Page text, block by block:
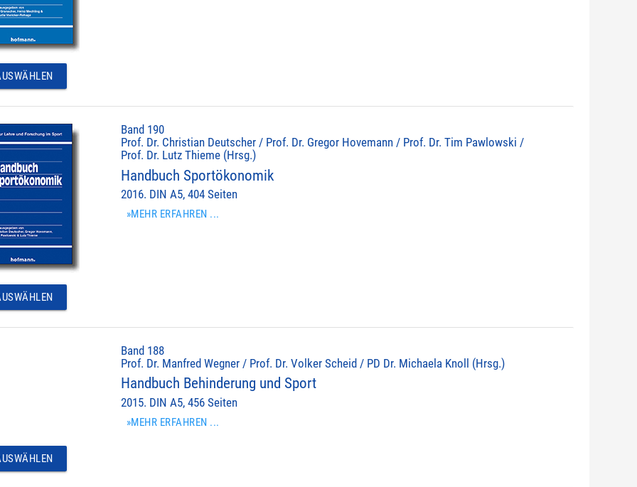
Band 190
Prof. Dr. Christian Deutscher / Prof. Dr. Gregor Hovemann / Prof. Dr. Tim Pawlowski /
Prof. Dr. Lutz Thieme (Hrsg.)
Handbuch Sportökonomik
2016. DIN A5, 404 Seiten
»MEHR ERFAHREN ...
Band 188
Prof. Dr. Manfred Wegner / Prof. Dr. Volker Scheid / PD Dr. Michaela Knoll (Hrsg.)
Handbuch Behinderung und Sport
2015. DIN A5, 456 Seiten
»MEHR ERFAHREN ...